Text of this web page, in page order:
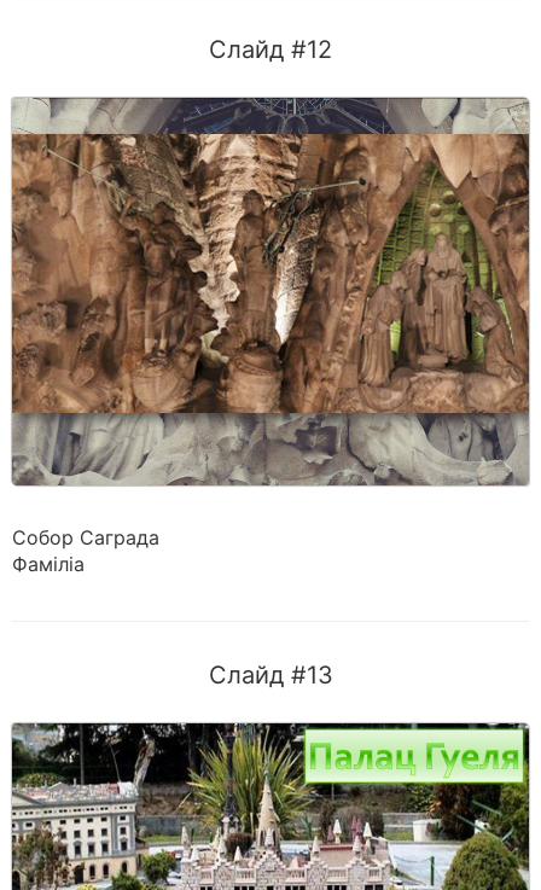
Слайд #12
Собор Саграда
Фаміліа
Слайд #13